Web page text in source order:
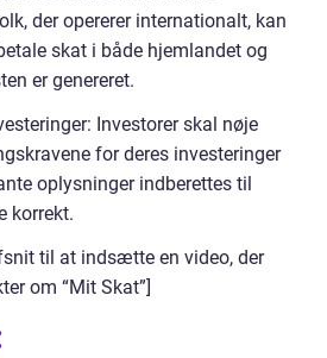
der opererer internationalt, kan
skat i både hjemlandet og
er genereret.
Investorer skal nøje
for deres investeringer
oplysninger indberettes til
korrekt.
til at indsætte en video, der
om “Mit Skat”]